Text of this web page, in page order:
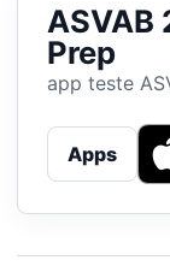
ASVAB
Prep
app teste
Apps